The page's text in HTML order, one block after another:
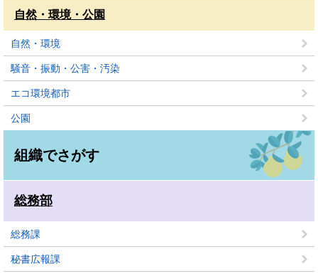
自然・環境・公園
自然・環境
騒音・振動・公害・汚染
エコ環境都市
公園
組織でさがす
総務部
総務課
秘書広報課